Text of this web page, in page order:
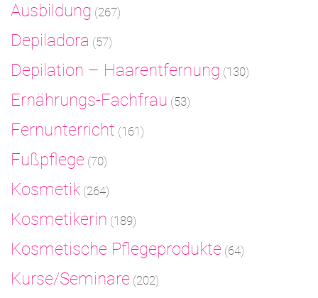
Ausbildung (267)
Depiladora (57)
Depilation – Haarentfernung (130)
Ernährungs-Fachfrau (53)
Fernunterricht (161)
Fußpflege (70)
Kosmetik (264)
Kosmetikerin (189)
Kosmetische Pflegeprodukte (64)
Kurse/Seminare (202)